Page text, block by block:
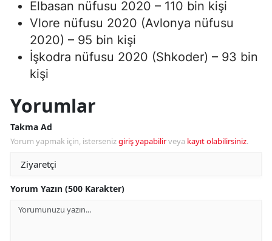
Elbasan nüfusu 2020 – 110 bin kişi
Vlore nüfusu 2020 (Avlonya nüfusu
2020) – 95 bin kişi
İşkodra nüfusu 2020 (Shkoder) – 93 bin
kişi
Yorumlar
Takma Ad
Yorum yapmak için, istersenizgiriş yapabilirveya kayıt olabilirsiniz.
Yorum Yazın (500 Karakter)